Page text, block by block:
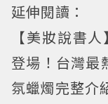
延伸閱讀：
【美妝說書
登場！台灣最
氛蠟燭完整介